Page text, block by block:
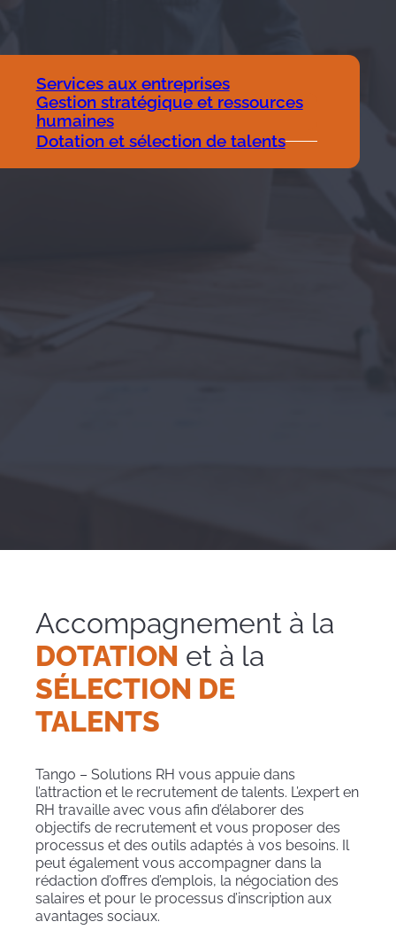
Services aux entreprises
Gestion stratégique et ressources
humaines
Dotation et sélection de talents
Accompagnement à la
DOTATION et à la
SÉLECTION DE
TALENTS
Tango – Solutions RH vous appuie dans
l’attraction et le recrutement de talents. L’expert en
RH travaille avec vous afin d’élaborer des
objectifs de recrutement et vous proposer des
processus et des outils adaptés à vos besoins. Il
peut également vous accompagner dans la
rédaction d’offres d’emplois, la négociation des
salaires et pour le processus d’inscription aux
avantages sociaux.